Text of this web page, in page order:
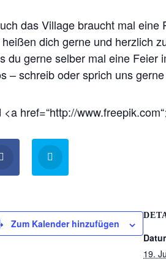
das Village braucht mal eine
dich gerne und herzlich
du gerne selber mal eine Feier
– schreib oder sprich uns
<a href=“http://
Zum Kalender hinzufügen
19.